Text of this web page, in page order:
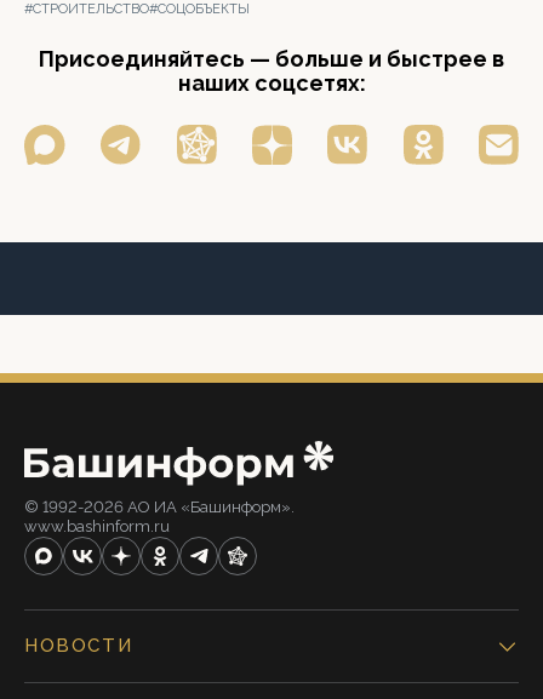
#СТРОИТЕЛЬСТВО#СОЦОБЪЕКТЫ
Присоединяйтесь — больше и быстрее в
наших соцсетях:
© 1992-2026 АО ИА «Башинформ».
www.bashinform.ru
НОВОСТИ